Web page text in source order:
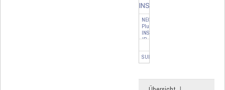
NEO
Plugin
INSTAR
IP
-
12
Monate
SUM-4127